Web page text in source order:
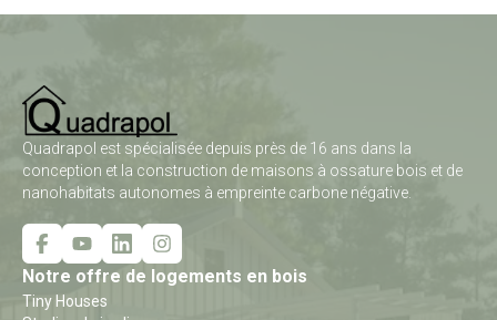
Quadrapol est spécialisée depuis près de 16 ans dans la
conception et la construction de maisons à ossature bois et de
nanohabitats autonomes à empreinte carbone négative.
Notre offre de logements en bois
Tiny Houses